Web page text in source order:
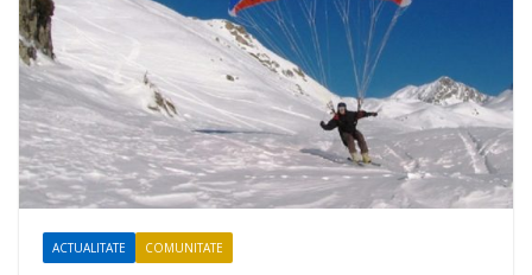
ACTUALITATE COMUNITATE